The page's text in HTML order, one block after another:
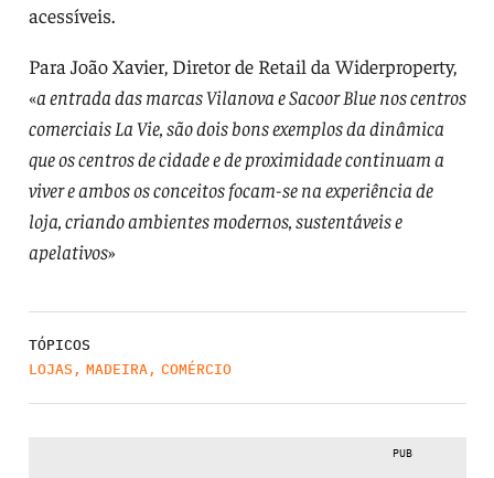
acessíveis.
Para João Xavier, Diretor de Retail da Widerproperty,
«a entrada das marcas Vilanova e Sacoor Blue nos centros
comerciais La Vie, são dois bons exemplos da dinâmica
que os centros de cidade e de proximidade continuam a
viver e ambos os conceitos focam-se na experiência de
loja, criando ambientes modernos, sustentáveis e
apelativos»
TÓPICOS
LOJAS , MADEIRA, COMÉRCIO
PUB